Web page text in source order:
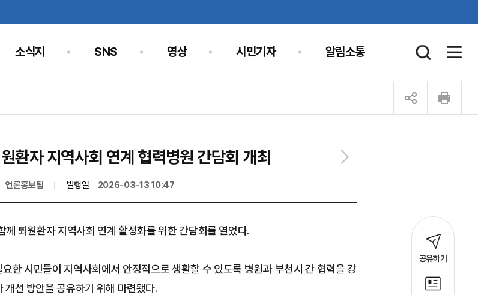
소식지 SNS 영상 시민기자 알림소통
공유하기
환자 지역사회 연계 협력병원 간담회 개최
언론홍보팀 발행일 2026-03-13 10:47
퇴원환자 지역사회 연계 활성화를 위한 간담회를 열었다.
한 시민들이 지역사회에서 안정적으로 생활할 수 있도록 병원과 부천시 간 협력을 강
선 방안을 공유하기 위해 마련됐다.